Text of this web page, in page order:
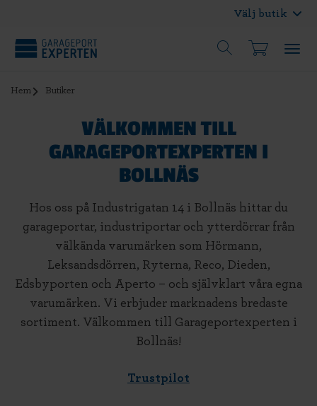
Välj butik
Hem Butiker
VÄLKOMMEN TILL
GARAGEPORTEXPERTEN I
BOLLNÄS
Hos oss på Industrigatan 14 i Bollnäs hittar du
garageportar, industriportar och ytterdörrar från
välkända varumärken som Hörmann,
Leksandsdörren, Ryterna, Reco, Dieden,
Edsbyporten och Aperto – och självklart våra egna
varumärken. Vi erbjuder marknadens bredaste
sortiment. Välkommen till Garageportexperten i
Bollnäs!
Trustpilot